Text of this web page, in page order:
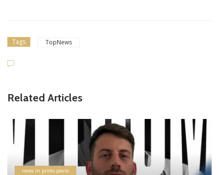
Tags TopNews
Related Articles
news in primo piano